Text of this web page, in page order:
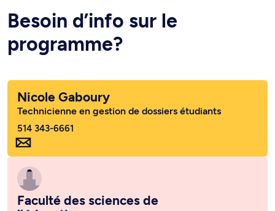
Besoin d’info sur le
programme?
Nicole Gaboury
Technicienne en gestion de dossiers étudiants
514 343-6661
Faculté des sciences de